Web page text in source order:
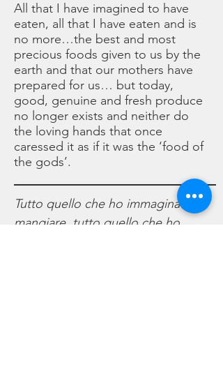
All that I have imagined to have
eaten, all that I have eaten and is
no more…the best and most
precious foods given to us by the
earth and that our mothers have
prepared for us… but today,
good, genuine and fresh produce
no longer exists and neither do
the loving hands that once
caressed it as if it was the ‘food of
the gods’.
Tutto quello che ho immaginato di
mangiare, tutto quello che ho